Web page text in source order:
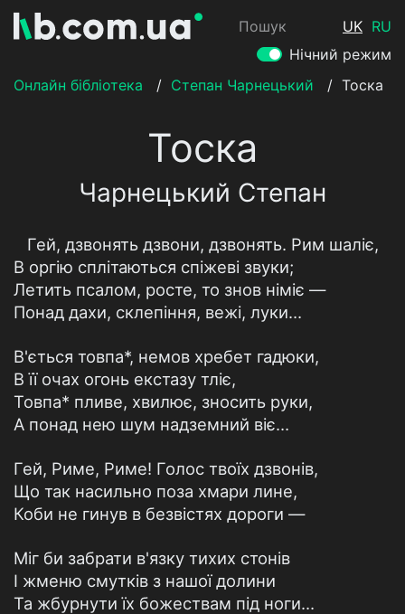
Пошук UK RU
Нічний режим
Онлайн бібліотека
/ Степан Чарнецький / Тоска
Тоска
Чарнецький Степан
Гей, дзвонять дзвони, дзвонять. Рим шаліє,
В оргію сплітаються спіжеві звуки;
Летить псалом, росте, то знов німіє —
Понад дахи, склепіння, вежі, луки…
В'ється товпа*, немов хребет гадюки,
В її очах огонь екстазу тліє,
Товпа* пливе, хвилює, зносить руки,
А понад нею шум надземний віє…
Гей, Риме, Риме! Голос твоїх дзвонів,
Що так насильно поза хмари лине,
Коби не гинув в безвістях дороги —
Міг би забрати в'язку тихих стонів
І жменю смутків з нашої долини
Та жбурнути їх божествам під ноги…